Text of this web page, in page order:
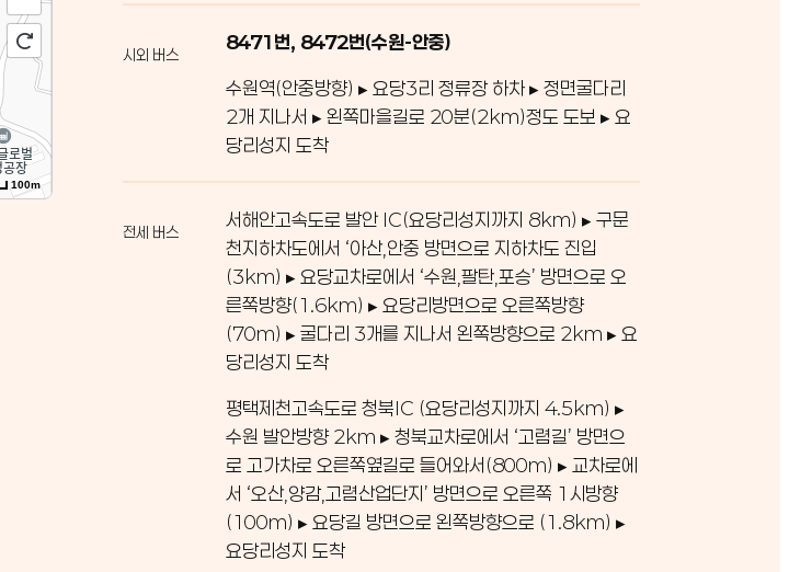
100m
시외 버스
8471번, 8472번(수원-안중)
수원역(안중방향) ▸ 요당3리 정류장 하차 ▸ 정면굴다리
2개 지나서 ▸ 왼쪽마을길로 20분(2km)정도 도보 ▸ 요
당리성지 도착
전세 버스
서해안고속도로 발안 IC(요당리성지까지 8km) ▸ 구문
천지하차도에서 ‘아산,안중 방면으로 지하차도 진입
(3km) ▸ 요당교차로에서 ‘수원,팔탄,포승’ 방면으로 오
른쪽방향(1.6km) ▸ 요당리방면으로 오른쪽방향
(70m) ▸ 굴다리 3개를 지나서 왼쪽방향으로 2km ▸ 요
당리성지 도착
평택제천고속도로 청북IC (요당리성지까지 4.5km) ▸
수원 발안방향 2km ▸ 청북교차로에서 ‘고렴길’ 방면으
로 고가차로 오른쪽옆길로 들어와서(800m) ▸ 교차로에
서 ‘오산,양감,고렴산업단지’ 방면으로 오른쪽 1시방향
(100m) ▸ 요당길 방면으로 왼쪽방향으로 (1.8km) ▸
요당리성지 도착